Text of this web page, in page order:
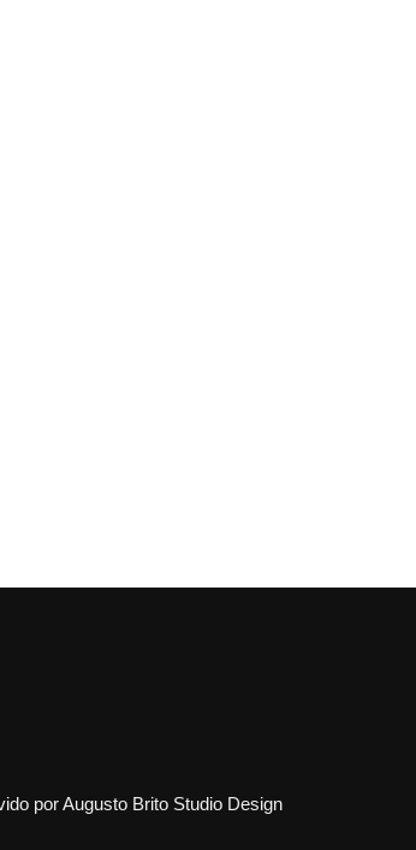
por Augusto Brito Studio Design